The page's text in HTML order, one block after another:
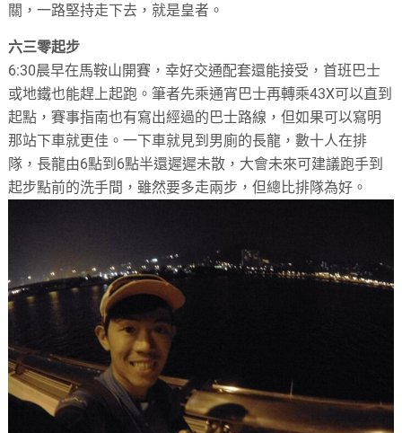
關，一路堅持走下去，就是皇者。
六三零起步
6:30晨早在馬鞍山開賽，幸好交通配套還能接受，首班巴士
或地鐵也能趕上起跑。筆者先乘通宵巴士再轉乘43X可以直到
起點，賽事指南也有寫出經過的巴士路線，但如果可以寫明
那站下車就更佳。一下車就見到男廁的長龍，數十人在排
隊，長龍由6點到6點半還遲遲未散，大會未來可建議跑手到
起步點前的洗手間，雖然要多走兩步，但總比排隊為好。